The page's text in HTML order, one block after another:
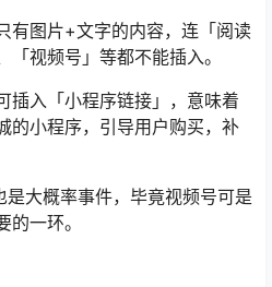
有图片+文字的内容，连「阅读
视频号」等都不能插入。
插入「小程序链接」，意味着
的小程序，引导用户购买，补
是大概率事件，毕竟视频号可是
一环。